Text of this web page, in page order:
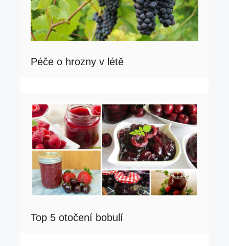
Péče o hrozny v létě
Top 5 otočení bobulí